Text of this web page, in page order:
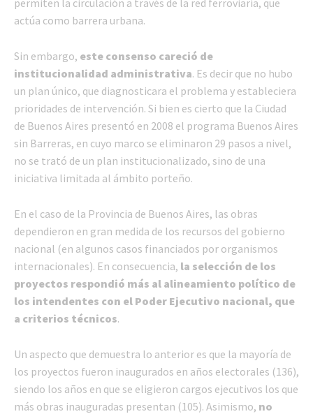
actúa como barrera urbana.
Sin embargo, este consenso careció de
institucionalidad administrativa. Es decir que no hubo
un plan único, que diagnosticara el problema y estableciera
prioridades de intervención. Si bien es cierto que la Ciudad
de Buenos Aires presentó en 2008 el programa Buenos Aires
sin Barreras, en cuyo marco se eliminaron 29 pasos a nivel,
no se trató de un plan institucionalizado, sino de una
iniciativa limitada al ámbito porteño.
En el caso de la Provincia de Buenos Aires, las obras
dependieron en gran medida de los recursos del gobierno
nacional (en algunos casos financiados por organismos
internacionales). En consecuencia, la selección de los
proyectos respondió más al alineamiento político de
los intendentes con el Poder Ejecutivo nacional, que
a criterios técnicos.
Un aspecto que demuestra lo anterior es que la mayoría de
los proyectos fueron inaugurados en años electorales (136),
siendo los años en que se eligieron cargos ejecutivos los que
más obras inauguradas presentan (105). Asimismo, no